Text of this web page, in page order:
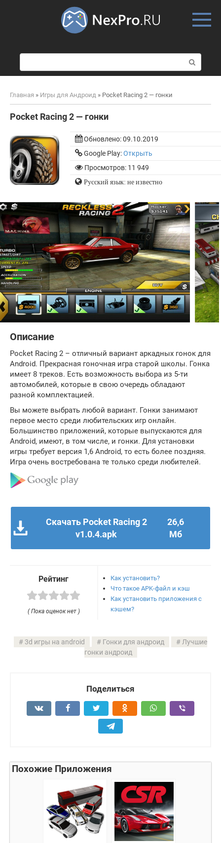
о
и
к
Главная » Игры для Андроид » Pocket Racing 2 — гонки
Pocket Racing 2 — гонки
Обновлено:09.10.2019
Google Play:Открыть
Просмотров: 11 949
Русский язык: не известно
Описание
Pocket Racing 2 – отличный вариант аркадных гонок для
Android. Прекрасная гоночная игра старой школы. Гонка
имеет 8 треков. Есть возможность выбора из 5-ти
автомобилей, которые в свою очередь обладают
разной комплектацией.
Вы можете выбрать любой вариант. Гонки занимают
первое место среди любительских игр онлайн.
Большинство приложений, которые выпускаются для
Android, имеют, в том числе, и гонки. Для установки
игры требует версия 1,6 Android, то есть более поздняя.
Игра очень востребована те только среди любителей.
Скачать Pocket Racing 2
v1.0.4.apk
26,6
Мб
Рейтинг
( Пока оценок нет )
Как установить?
Что такое APK-файл и кэш
Как установить приложения с
кэшем?
3d игры на android Гонки для андроид
Лучшие
гонки андроид
Поделиться
Похожие Приложения